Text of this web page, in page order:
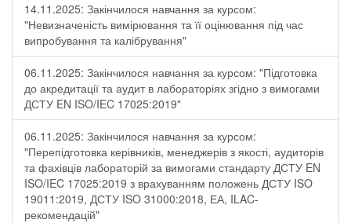
14.11.2025: Закінчилося навчання за курсом:
"Невизначеність вимірювання та її оцінювання під час
випробування та калібрування"
06.11.2025: Закінчилося навчання за курсом: "Підготовка
до акредитації та аудит в лабораторіях згідно з вимогами
ДСТУ EN ISO/IEC 17025:2019"
06.11.2025: Закінчилося навчання за курсом:
"Перепідготовка керівників, менеджерів з якості, аудиторів
та фахівців лабораторій за вимогами стандарту ДСТУ EN
ISO/IEC 17025:2019 з врахуванням положень ДСТУ ISO
19011:2019, ДСТУ ISO 31000:2018, ЕА, ILAC-
рекомендацій"